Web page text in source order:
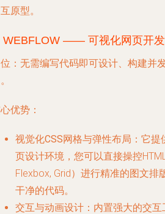
原型。
WEBFLOW —— 可视化网页开
：无需编写代码即可设计、构建并
优势 ：
视觉化CSS网格与弹性布局 ：它
页设计环境，您可以直接操控
Flexbox, Grid）进行精准的图文排
干净的代码。
交互与动画设计 ：内置强大的交